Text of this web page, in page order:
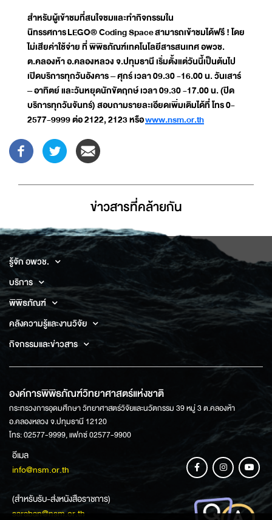
สำหรับผู้เข้าชมที่สนใจชมและทำกิจกรรมใน
นิทรรศการLEGO® Coding Spaceสามารถเข้าชมได้ฟรี ! โดย
ไม่เสียค่าใช้จ่าย ที่ พิพิธภัณฑ์เทคโนโลยีสารสนเทศ อพวช.
ต.คลองห้า อ.คลองหลวง จ.ปทุมธานี เริ่มตั้งแต่วันนี้เป็นต้นไป
เปิดบริการทุกวันอังคาร – ศุกร์ เวลา 09.30 -16.00 น. วันเสาร์
– อาทิตย์ และวันหยุดนักขัตฤกษ์ เวลา 09.30 -17.00 น. (ปิด
บริการทุกวันจันทร์) สอบถามรายละเอียดเพิ่มเติมได้ที่ โทร 0-
2577-9999 ต่อ 2122, 2123 หรือwww.nsm.or.th
ข่าวสารที่่คล้ายกัน
รู้จัก อพวช.
บริการ
พิพิธภัณฑ์
คลังความรู้และงานวิจัย
กิจกรรมและข่าวสาร
องค์การพิพิธภัณฑ์วิทยาศาสตร์แห่งชาติ
กระทรวงการอุดมศึกษา วิทยาศาสตร์วิจัยและนวัตกรรม 39 หมู่ 3 ต.คลองห้า
อ.คลองหลวง จ.ปทุมธานี 12120
โทร: 02577-9999, แฟกซ์ 02577-9900
อีเมล
info@nsm.or.th
(สำหรับรับ-ส่งหนังสือราชการ)
saraban@nsm.or.th